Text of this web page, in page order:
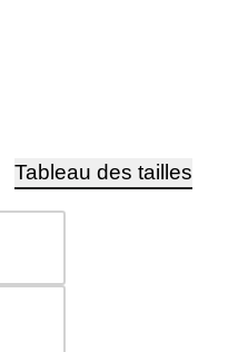
Tableau des tailles